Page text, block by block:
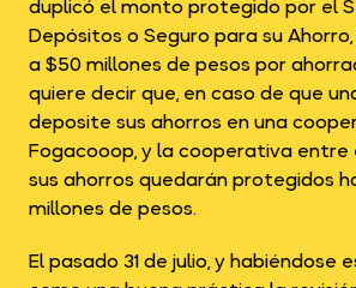
Depósitos o Seguro para su
a $50 millones de pesos por
quiere decir que, en caso de que
deposite sus ahorros en una
Fogacooop, y la cooperativa entre
sus ahorros quedarán protegidos
millones de pesos.
El pasado 31 de julio, y habiéndose